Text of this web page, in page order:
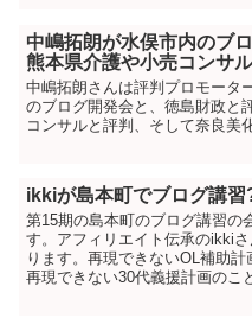
中嶋拓朗が水俣市内のブ
熊本県介護や小売コンサ
中嶋拓朗さんは評判プロモータ
のブログ開発会と、徳島財政と
コンサルと評判、そして奈良美
ikkiが島本町でブログ講
第15期の島本町のブログ講習の
す。アフィリエイト伝承のikki
ります。再現できないOL補助
再現できない30代義援計画のこ